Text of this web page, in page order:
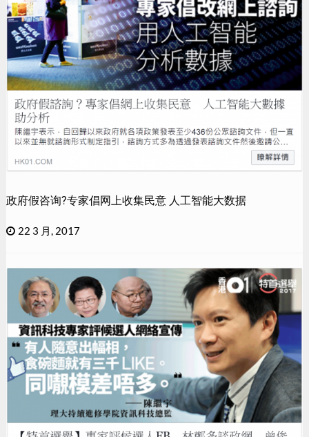
政府假咨询?专家倡网上收集民意 人工智能大数据
22 3 月, 2017